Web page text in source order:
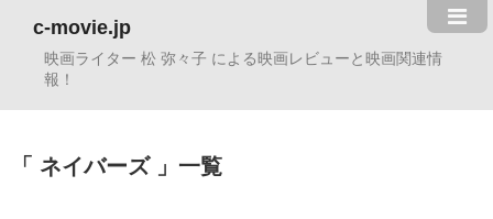
c-movie.jp
映画ライター 松 弥々子 による映画レビューと映画関連情
報！
ネイバーズ 一覧